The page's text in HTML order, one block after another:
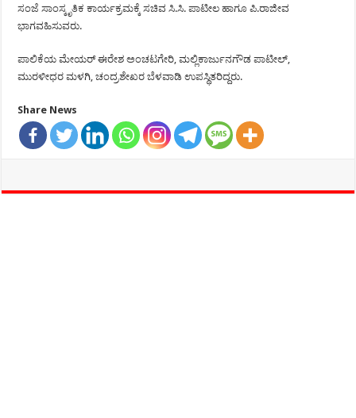
ಸಂಜೆ ಸಾಂಸ್ಕೃತಿಕ ಕಾರ್ಯಕ್ರಮಕ್ಕೆ ಸಚಿವ ಸಿ.ಸಿ. ಪಾಟೀಲ ಹಾಗೂ ಪಿ.ರಾಜೀವ
ಭಾಗವಹಿಸುವರು.
ಪಾಲಿಕೆಯ ಮೇಯರ್ ಈರೇಶ ಅಂಚಟಗೇರಿ, ಮಲ್ಲಿಕಾರ್ಜುನಗೌಡ ಪಾಟೀಲ್,
ಮುರಳೀಧರ ಮಳಗಿ, ಚಂದ್ರಶೇಖರ ಬೆಳವಾಡಿ ಉಪಸ್ಥಿತರಿದ್ದರು.
Share News